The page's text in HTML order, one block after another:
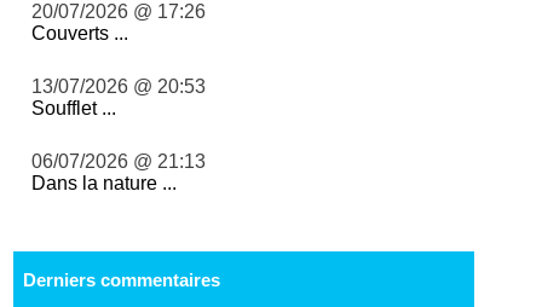
20/07/2026 @ 17:26
Couverts ...
13/07/2026 @ 20:53
Soufflet ...
06/07/2026 @ 21:13
Dans la nature ...
Derniers commentaires